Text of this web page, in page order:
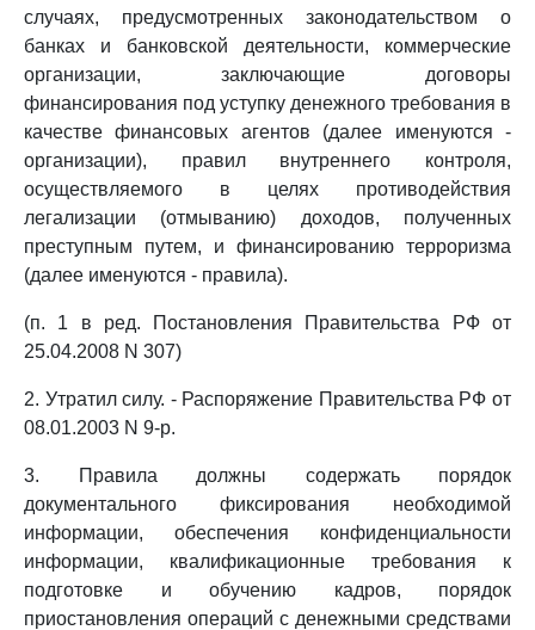
случаях, предусмотренных законодательством о
банках и банковской деятельности, коммерческие
организации, заключающие договоры
финансирования под уступку денежного требования в
качестве финансовых агентов (далее именуются -
организации), правил внутреннего контроля,
осуществляемого в целях противодействия
легализации (отмыванию) доходов, полученных
преступным путем, и финансированию терроризма
(далее именуются - правила).
(п. 1 в ред. Постановления Правительства РФ от
25.04.2008 N 307)
2. Утратил силу. - Распоряжение Правительства РФ от
08.01.2003 N 9-р.
3. Правила должны содержать порядок
документального фиксирования необходимой
информации, обеспечения конфиденциальности
информации, квалификационные требования к
подготовке и обучению кадров, порядок
приостановления операций с денежными средствами